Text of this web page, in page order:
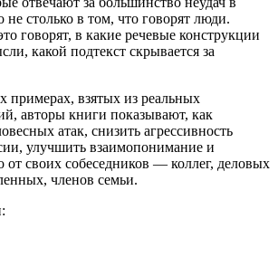
столько в том, что говорят люди.
говорят, в какие речевые конструкции
какой подтекст скрывается за
примерах, взятых из реальных
авторы книги показывают, как
атак, снизить агрессивность
улучшить взаимопонимание и
от своих собеседников — коллег, деловых
членов семьи.